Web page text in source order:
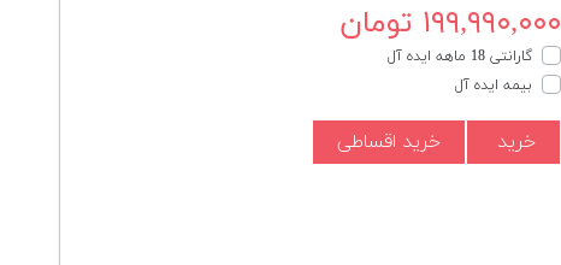
۱۹۹,۹۹۰,۰۰۰ تومان
گارانتی 18 ماهه ایده آل
بیمه ایده آل
خرید خرید اقساطی